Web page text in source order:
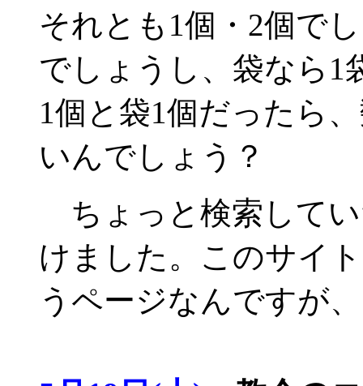
それとも1個・2個で
でしょうし、袋なら1
1個と袋1個だったら
いんでしょう？
ちょっと検索して
けました。このサイ
うページなんですが